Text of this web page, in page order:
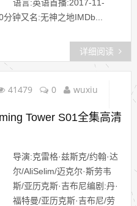
语言:英语首播:2017-11-
钟又名:无神之地IMDb...
详细阅读
41479 0 wuxiu
Tower S01全集高清
导演:克雷格·兹斯克/约翰·达
尔/AliSelim/迈克尔·斯劳韦
斯/亚历克斯·吉布尼编剧:丹·
福特曼/亚历克斯·吉布尼/劳